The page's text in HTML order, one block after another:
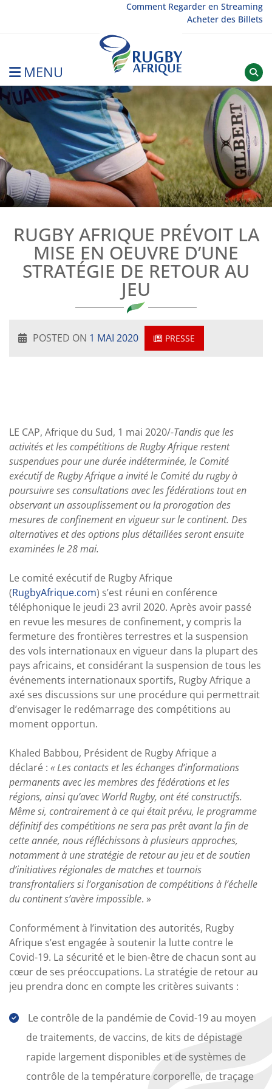
Comment Regarder en Streaming
Acheter des Billets
MENU
Rugby Afrique
RUGBY AFRIQUE PRÉVOIT LA
MISE EN OEUVRE D’UNE
STRATÉGIE DE RETOUR AU
JEU
POSTED ON 1 MAI 2020 PRESSE
LE CAP, Afrique du Sud, 1 mai 2020/-Tandis que les
activités et les compétitions de Rugby Afrique restent
suspendues pour une durée indéterminée, le Comité
exécutif de Rugby Afrique a invité le Comité du rugby à
poursuivre ses consultations avec les fédérations tout en
observant un assouplissement ou la prorogation des
mesures de confinement en vigueur sur le continent. Des
alternatives et des options plus détaillées seront ensuite
examinées le 28 mai.
Le comité exécutif de Rugby Afrique
(RugbyAfrique.com) s’est réuni en conférence
téléphonique le jeudi 23 avril 2020. Après avoir passé
en revue les mesures de confinement, y compris la
fermeture des frontières terrestres et la suspension
des vols internationaux en vigueur dans la plupart des
pays africains, et considérant la suspension de tous les
événements internationaux sportifs, Rugby Afrique a
axé ses discussions sur une procédure qui permettrait
d’envisager le redémarrage des compétitions au
moment opportun.
Khaled Babbou, Président de Rugby Afrique a
déclaré : « Les contacts et les échanges d’informations
permanents avec les membres des fédérations et les
régions, ainsi qu’avec World Rugby, ont été constructifs.
Même si, contrairement à ce qui était prévu, le programme
définitif des compétitions ne sera pas prêt avant la fin de
cette année, nous réfléchissons à plusieurs approches,
notamment à une stratégie de retour au jeu et de soutien
d’initiatives régionales de matches et tournois
transfrontaliers si l’organisation de compétitions à l’échelle
du continent s’avère impossible. »
Conformément à l’invitation des autorités, Rugby
Afrique s’est engagée à soutenir la lutte contre le
Covid-19. La sécurité et le bien-être de chacun sont au
cœur de ses préoccupations. La stratégie de retour au
jeu prendra donc en compte les critères suivants :
Le contrôle de la pandémie de Covid-19 au moyen
de traitements, de vaccins, de kits de dépistage
rapide largement disponibles et de systèmes de
contrôle de la température corporelle, de traçage